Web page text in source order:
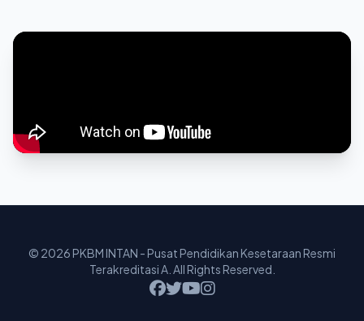
© 2026 PKBM INTAN - Pusat Pendidikan Kesetaraan Resmi
Terakreditasi A. All Rights Reserved.